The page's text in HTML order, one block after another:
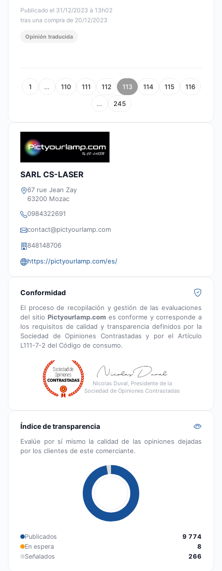
Publicado el 31/12/2023 à 13h02
tras una compra de 20/12/2023
Opinión traducida
1 … 110 111 112 113 114 115 116
… 245
SARL CS-LASER
67 rue Jean Zay
63200 Mozac
0984322691
contact@pictyourlamp.com
848148706
https://pictyourlamp.com/es/
Conformidad
El proceso de recopilación y gestión de las evaluaciones
del sitio Pictyourlamp.com es conforme y corresponde a
los requisitos de calidad y transparencia definidos por la
Sociedad de Opiniones Contrastadas y por el Artículo
L111-7-2 del Código de consumo.
Nicolas Duval, Presidente de la
Sociedad de Opiniones Contrastadas
Índice de transparencia
Evalúe por sí mismo la calidad de las opiniones dejadas
por los clientes de este comerciante.
Publicados
9 774
En espera
8
Señalados
266